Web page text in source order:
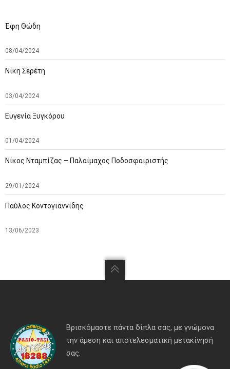
Έφη Θώδη
08/04/2024
Νίκη Σερέτη
03/04/2024
Ευγενία Ξυγκόρου
01/04/2024
Νίκος Νταμπίζας – Παλαίμαχος Ποδοσφαιριστής
29/01/2024
Παύλος Κοντογιαννίδης
13/06/2023
Βρισκόμαστε πάντα δίπλα σας, με γνώμονα
την άμεση και αποτελεσματική μετακίνησή
σας.